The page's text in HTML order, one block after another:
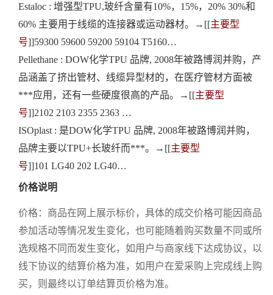
Estaloc : 增强型TPU,玻纤含量有10%，15%，20% 30%和
60% 主要用于线缆的连接器或运动器材。→[[主要型
号]]59300 59600 59200 59104 T5160…
Pellethane : DOW化学TPU 品牌, 2008年被路博润并购，产
品涵盖了挤出管材、线缆异型材的，在医疗管材方面被
***应用，还有一些硬度很高的产品。→[[主要型
号]]2102 2103 2355 2363 …
ISOplast : 是DOW化学TPU 品牌, 2008年被路博润并购，
品牌主要以TPU+长玻纤而***。→[[主要型
号]]101 LG40 202 LG40…
价格说明
价格：商品在网上展示标价，具体的成交价格可能因商品
参加活动等情况发生变化，也可能随着购买数量不同或所
选规格不同而发生变化，如用户与商家线下达成协议，以
线下协议的结算价格为准，如用户在爱采购上完成线上购
买，则最终以订单结算页价格为准。